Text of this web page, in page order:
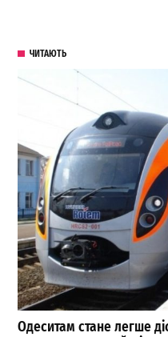
ЧИТАЮТЬ
Одеситам стане легше